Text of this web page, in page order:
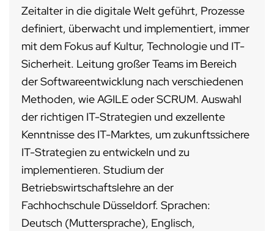
Zeitalter in die digitale Welt geführt, Prozesse
definiert, überwacht und implementiert, immer
mit dem Fokus auf Kultur, Technologie und IT-
Sicherheit. Leitung großer Teams im Bereich
der Softwareentwicklung nach verschiedenen
Methoden, wie AGILE oder SCRUM. Auswahl
der richtigen IT-Strategien und exzellente
Kenntnisse des IT-Marktes, um zukunftssichere
IT-Strategien zu entwickeln und zu
implementieren. Studium der
Betriebswirtschaftslehre an der
Fachhochschule Düsseldorf. Sprachen:
Deutsch (Muttersprache), Englisch,